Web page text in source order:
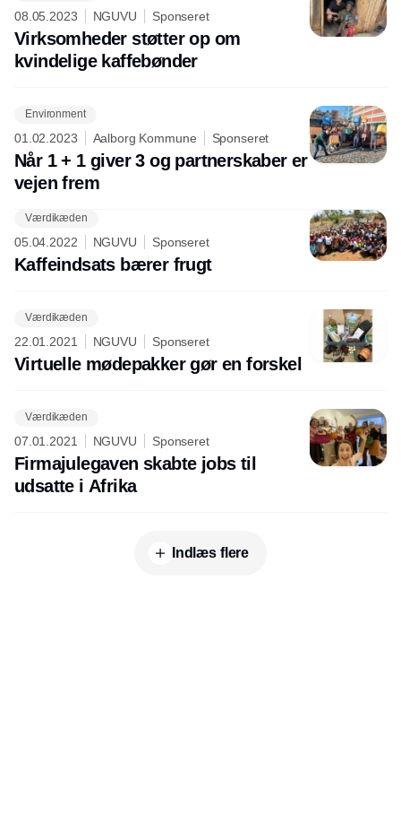
08.05.2023 NGUVU Sponseret
Virksomheder støtter op om
kvindelige kaffebønder
Environment
01.02.2023 Aalborg Kommune Sponseret
Når 1 + 1 giver 3 og partnerskaber er
vejen frem
Værdikæden
05.04.2022 NGUVU Sponseret
Kaffeindsats bærer frugt
Værdikæden
22.01.2021 NGUVU Sponseret
Virtuelle mødepakker gør en forskel
Værdikæden
07.01.2021 NGUVU Sponseret
Firmajulegaven skabte jobs til
udsatte i Afrika
Indlæs flere